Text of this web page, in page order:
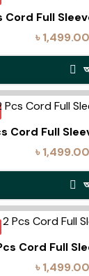
Cord Full
৳1,499.00
Cord Full
৳1,499.00
Cord Full
৳1,499.00